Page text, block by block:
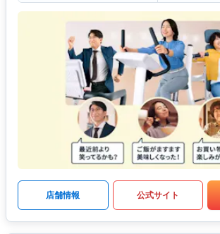
店舗情報 公式サイト